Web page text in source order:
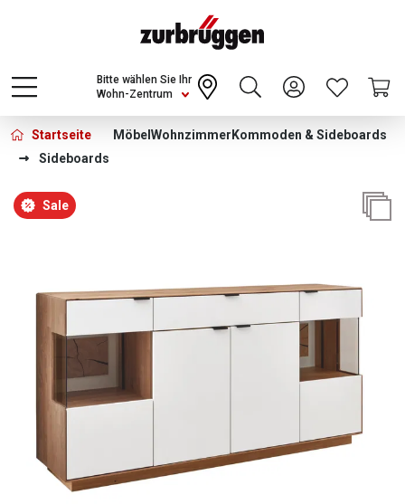
Choose a different country or region to see
content for your location and shop online
CONTINUE
Wohn-Zentrum
Bitte wählen Sie Ihr
Startseite Möbel Wohnzimmer Kommoden & Sideboards
Sideboards
Bildergalerie überspringen
Sale